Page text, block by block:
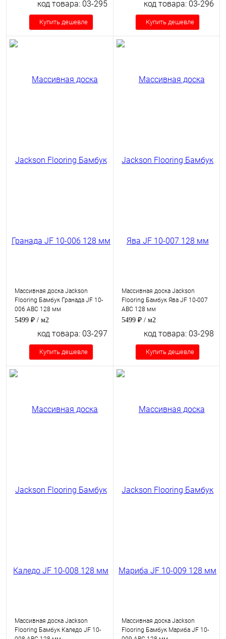
код товара: 03-295
Купить дешевле
код товара: 03-296
Купить дешевле
Массивная доска Jackson
Flooring Бамбук Гранада JF 10-
006 ABC 128 мм
5499 ₽ / м2
код товара: 03-297
Купить дешевле
Массивная доска Jackson
Flooring Бамбук Ява JF 10-007
ABC 128 мм
5499 ₽ / м2
код товара: 03-298
Купить дешевле
Массивная доска Jackson
Flooring Бамбук Каледо JF 10-
Массивная доска Jackson
Flooring Бамбук Мариба JF 10-